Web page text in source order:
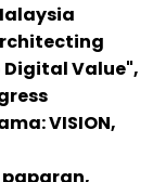
Value",
VISION,